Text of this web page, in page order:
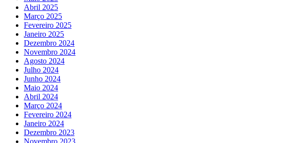
Abril 2025
Março 2025
Fevereiro 2025
Janeiro 2025
Dezembro 2024
Novembro 2024
Agosto 2024
Julho 2024
Junho 2024
Maio 2024
Abril 2024
Março 2024
Fevereiro 2024
Janeiro 2024
Dezembro 2023
Novembro 2023